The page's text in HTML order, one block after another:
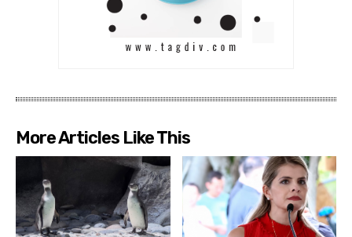
More Articles Like This